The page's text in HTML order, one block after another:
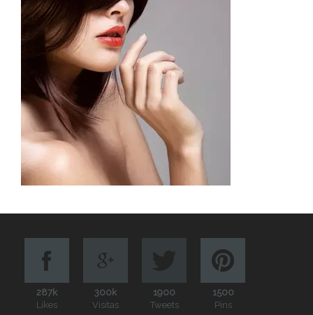
287k
Likes
300k
Visitas
1900
Tweets
1500
Pins